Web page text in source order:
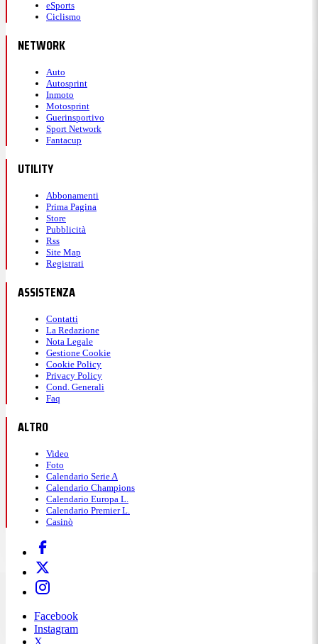
eSports
Ciclismo
NETWORK
Auto
Autosprint
Inmoto
Motosprint
Guerinsportivo
Sport Network
Fantacup
UTILITY
Abbonamenti
Prima Pagina
Store
Pubblicità
Rss
Site Map
Registrati
ASSISTENZA
Contatti
La Redazione
Nota Legale
Gestione Cookie
Cookie Policy
Privacy Policy
Cond. Generali
Faq
ALTRO
Video
Foto
Calendario Serie A
Calendario Champions
Calendario Europa L.
Calendario Premier L.
Casinò
Facebook
Instagram
X